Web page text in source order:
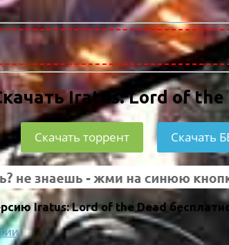
Iratus: Lord of the
Скачать торрент Скачать
Iratus: Lord of the Dead